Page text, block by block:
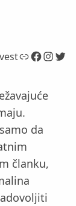
Link Facebook InstagramTwitter
da
članku,